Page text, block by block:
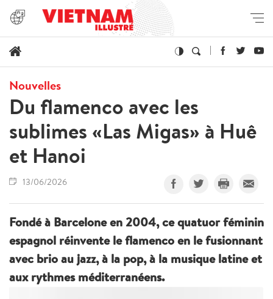
Nouvelles
Du flamenco avec les
sublimes «Las Migas» à Huê
et Hanoi
13/06/2026
Fondé à Barcelone en 2004, ce quatuor féminin
espagnol réinvente le flamenco en le fusionnant
avec brio au jazz, à la pop, à la musique latine et
aux rythmes méditerranéens.